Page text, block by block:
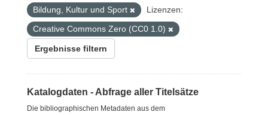
Bildung, Kultur und Sport
Lizenzen:
Creative Commons Zero (CC0 1.0)
Ergebnisse filtern
Katalogdaten - Abfrage aller Titelsätze
Die bibliographischen Metadaten aus dem